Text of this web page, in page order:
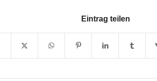
Eintrag teilen